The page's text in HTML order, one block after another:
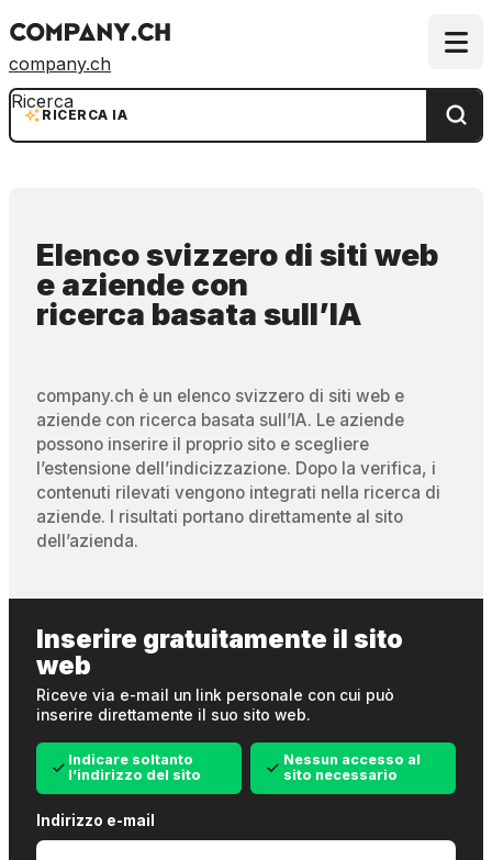
company.ch
RICERCA IA
Ricerca
Elenco svizzero di siti web
e aziende con
ricerca basata sull’IA
company.ch è un elenco svizzero di siti web e
aziende con ricerca basata sull’IA. Le aziende
possono inserire il proprio sito e scegliere
l’estensione dell’indicizzazione. Dopo la verifica, i
contenuti rilevati vengono integrati nella ricerca di
aziende. I risultati portano direttamente al sito
dell’azienda.
Inserire gratuitamente il sito
web
Riceve via e-mail un link personale con cui può
inserire direttamente il suo sito web.
Indicare soltanto
l’indirizzo del sito
Nessun accesso al
sito necessario
Indirizzo e-mail